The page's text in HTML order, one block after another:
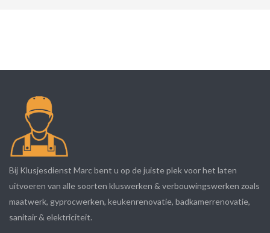
Bij Klusjesdienst Marc bent u op de juiste plek voor het laten
uitvoeren van alle soorten kluswerken & verbouwingswerken zoals
maatwerk, gyprocwerken, keukenrenovatie, badkamerrenovatie,
sanitair & elektriciteit.